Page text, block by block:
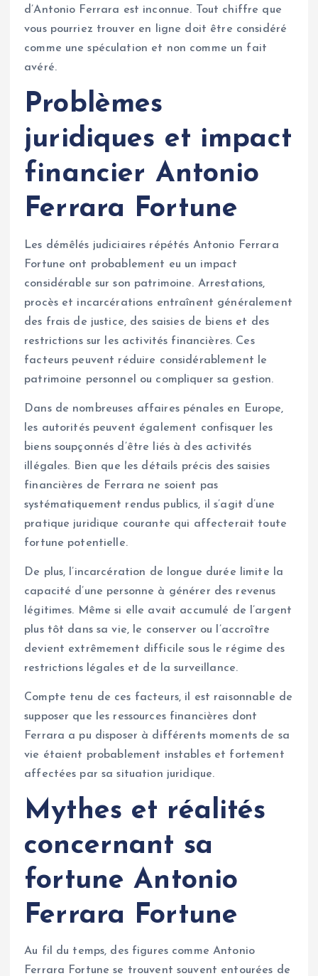
d’Antonio Ferrara est inconnue. Tout chiffre que
vous pourriez trouver en ligne doit être considéré
comme une spéculation et non comme un fait
avéré.
Problèmes
juridiques et impact
financier Antonio
Ferrara Fortune
Les démêlés judiciaires répétés Antonio Ferrara
Fortune ont probablement eu un impact
considérable sur son patrimoine. Arrestations,
procès et incarcérations entraînent généralement
des frais de justice, des saisies de biens et des
restrictions sur les activités financières. Ces
facteurs peuvent réduire considérablement le
patrimoine personnel ou compliquer sa gestion.
Dans de nombreuses affaires pénales en Europe,
les autorités peuvent également confisquer les
biens soupçonnés d’être liés à des activités
illégales. Bien que les détails précis des saisies
financières de Ferrara ne soient pas
systématiquement rendus publics, il s’agit d’une
pratique juridique courante qui affecterait toute
fortune potentielle.
De plus, l’incarcération de longue durée limite la
capacité d’une personne à générer des revenus
légitimes. Même si elle avait accumulé de l’argent
plus tôt dans sa vie, le conserver ou l’accroître
devient extrêmement difficile sous le régime des
restrictions légales et de la surveillance.
Compte tenu de ces facteurs, il est raisonnable de
supposer que les ressources financières dont
Ferrara a pu disposer à différents moments de sa
vie étaient probablement instables et fortement
affectées par sa situation juridique.
Mythes et réalités
concernant sa
fortune Antonio
Ferrara Fortune
Au fil du temps, des figures comme Antonio
Ferrara Fortune se trouvent souvent entourées de